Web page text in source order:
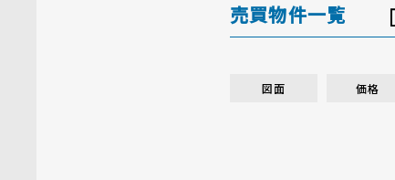
売買物件一覧
図面 価格